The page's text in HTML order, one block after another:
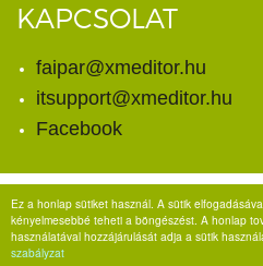
Ez a honlap sütiket használ. A sütik
kényelmesebbé teheti a böngészést. A honlap
használatával hozzájárulását adja a sütik
szabályzat
KAPCSOLAT
faipar@xmeditor.hu
itsupport@xmeditor.hu
Facebook
© Copyright 2026. X-meditor Kft.
Minden jog fenntartva.